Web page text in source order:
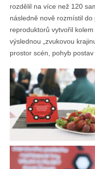
rozdělil na více než 120
následně nově rozmístil
reproduktorů vytvořil
výslednou „zvukovou
prostor scén, pohyb